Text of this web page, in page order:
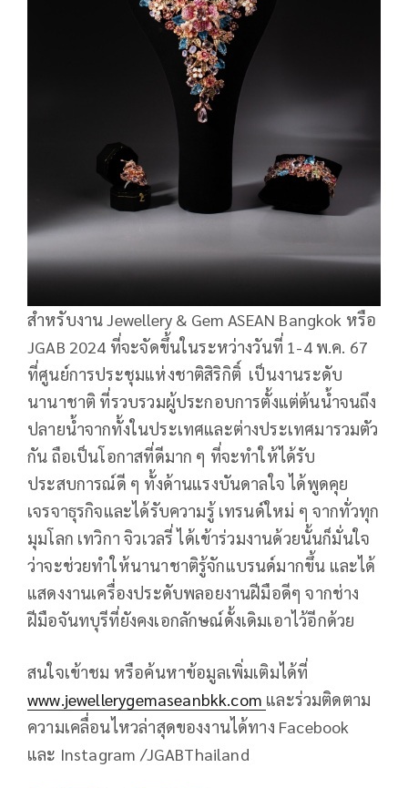
สำหรับงาน Jewellery & Gem ASEAN Bangkok หรือ
JGAB 2024 ที่จะจัดขึ้นในระหว่างวันที่ 1-4 พ.ค. 67
ที่ศูนย์การประชุมแห่งชาติสิริกิติ์ เป็นงานระดับ
นานาชาติ ที่รวบรวมผู้ประกอบการตั้งแต่ต้นน้ำจนถึง
ปลายน้ำจากทั้งในประเทศและต่างประเทศมารวมตัว
กัน ถือเป็นโอกาสที่ดีมาก ๆ ที่จะทำให้ได้รับ
ประสบการณ์ดี ๆ ทั้งด้านแรงบันดาลใจ ได้พูดคุย
เจรจาธุรกิจและได้รับความรู้ เทรนด์ใหม่ ๆ จากทั่วทุก
มุมโลก เทวิกา จิวเวลรี่ ได้เข้าร่วมงานด้วยนั้นก็มั่นใจ
ว่าจะช่วยทำให้นานาชาติรู้จักแบรนด์มากขึ้น และได้
แสดงงานเครื่องประดับพลอยงานฝีมือดีๆ จากช่าง
ฝีมือจันทบุรีที่ยังคงเอกลักษณ์ดั้งเดิมเอาไว้อีกด้วย
สนใจเข้าชม หรือค้นหาข้อมูลเพิ่มเติมได้ที่
www.jewellerygemaseanbkk.com และร่วมติดตาม
ความเคลื่อนไหวล่าสุดของงานได้ทาง Facebook
และ Instagram /JGABThailand